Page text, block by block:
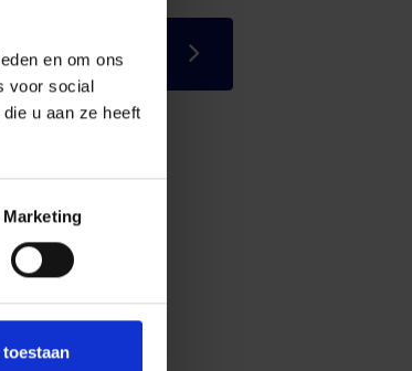
en om ons
voor social
u aan ze heeft
Marketing